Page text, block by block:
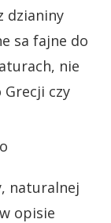
dzianiny
sa fajne do
nie
czy
naturalnej
opisie